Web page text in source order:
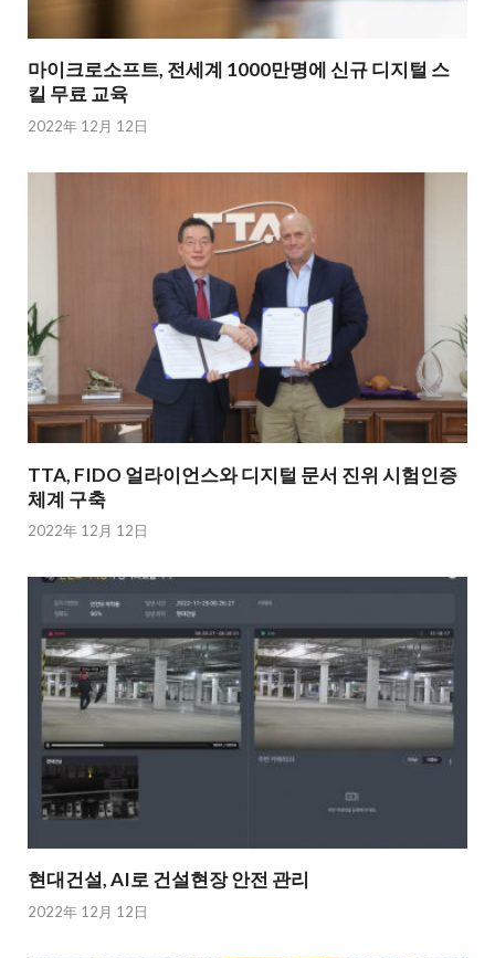
마이크로소프트, 전세계 1000만명에 신규 디지털 스
킬 무료 교육
2022年 12月 12日
TTA, FIDO 얼라이언스와 디지털 문서 진위 시험인증
체계 구축
2022年 12月 12日
현대건설, AI로 건설현장 안전 관리
2022年 12月 12日